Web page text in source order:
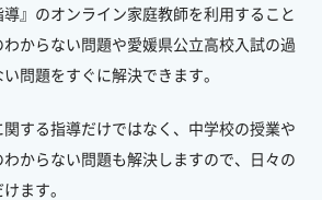
導』のオンライン家庭教師を利用すること
からない問題や愛媛県公立高校入試の過
問題をすぐに解決できます。
関する指導だけではなく、中学校の授業や
からない問題も解決しますので、日々の
ます。